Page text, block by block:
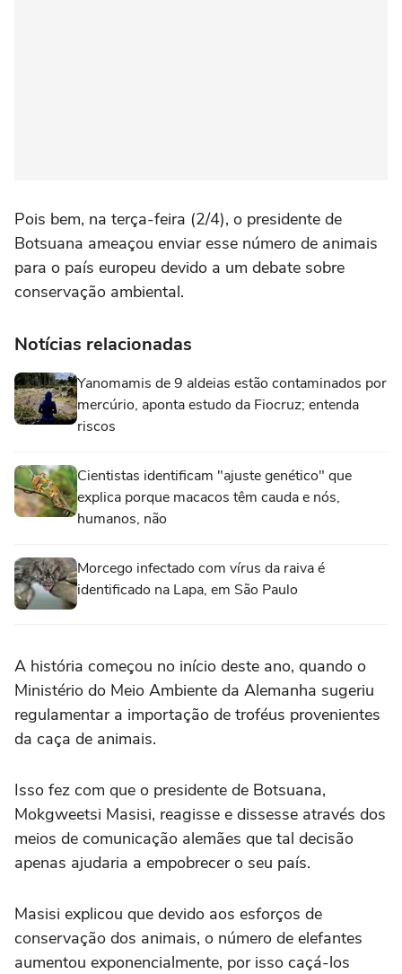
Pois bem, na terça-feira (2/4), o presidente de
Botsuana ameaçou enviar esse número de animais
para o país europeu devido a um debate sobre
conservação ambiental.
Notícias relacionadas
Yanomamis de 9 aldeias estão contaminados por
mercúrio, aponta estudo da Fiocruz; entenda
riscos
Cientistas identificam "ajuste genético" que
explica porque macacos têm cauda e nós,
humanos, não
Morcego infectado com vírus da raiva é
identificado na Lapa, em São Paulo
A história começou no início deste ano, quando o
Ministério do Meio Ambiente da Alemanha sugeriu
regulamentar a importação de troféus provenientes
da caça de animais.
Isso fez com que o presidente de Botsuana,
Mokgweetsi Masisi, reagisse e dissesse através dos
meios de comunicação alemães que tal decisão
apenas ajudaria a empobrecer o seu país.
Masisi explicou que devido aos esforços de
conservação dos animais, o número de elefantes
aumentou exponencialmente, por isso caçá-los